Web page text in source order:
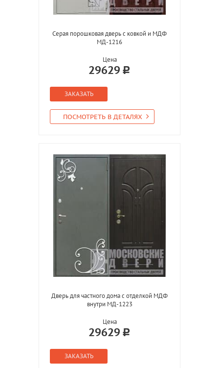
Серая порошковая дверь с ковкой и МДФ
МД-1216
Цена
29629
ЗАКАЗАТЬ
ПОСМОТРЕТЬ В ДЕТАЛЯХ
Дверь для частного дома с отделкой МДФ
внутри МД-1223
Цена
29629
ЗАКАЗАТЬ